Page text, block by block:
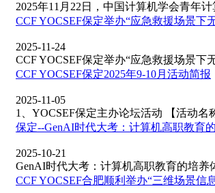
2025年11月22日，中国计算机学会青年
CCF YOCSEF保定举办“应急救援场景
2025-11-24
CCF YOCSEF保定举办“应急救援场景下
CCF YOCSEF保定2025年9-10月活动简报
2025-11-05
1、YOCSEF保定主办论坛活动 【活动名
保定--GenAI时代大考：计算机高职教育
2025-10-21
GenAI时代大考：计算机高职教育的培养
CCF YOCSEF合肥顺利举办“三维场景